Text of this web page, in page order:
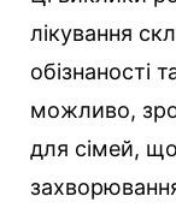
лікування
обізнаності
можливо,
для сімей,